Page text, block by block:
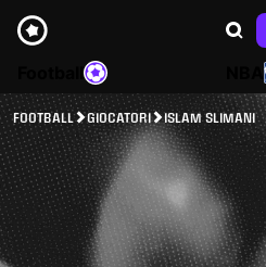
NBA
FOOTBALL GIOCATORI ISLAM SLIMANI